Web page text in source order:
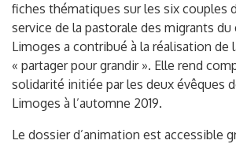
fiches thématiques sur les six couples
service de la pastorale des migrants du
Limoges a contribué à la réalisation de
« partager pour grandir ». Elle rend
solidarité initiée par les deux évêques
Limoges à l’automne 2019.
Le dossier d’animation est accessible